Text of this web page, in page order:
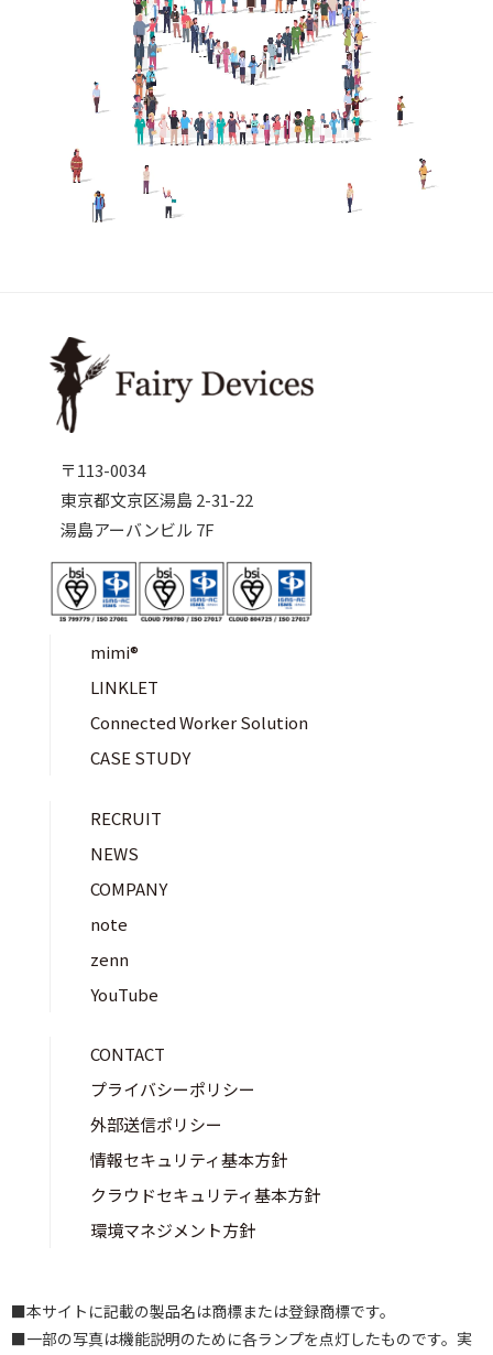
〒113-0034
東京都文京区湯島 2-31-22
湯島アーバンビル 7F
mimi®︎
LINKLET
Connected Worker Solution
CASE STUDY
RECRUIT
NEWS
COMPANY
note
zenn
YouTube
CONTACT
プライバシーポリシー
外部送信ポリシー
情報セキュリティ基本方針
クラウドセキュリティ基本方針
環境マネジメント方針
■本サイトに記載の製品名は商標または登録商標です。
■一部の写真は機能説明のために各ランプを点灯したものです。実